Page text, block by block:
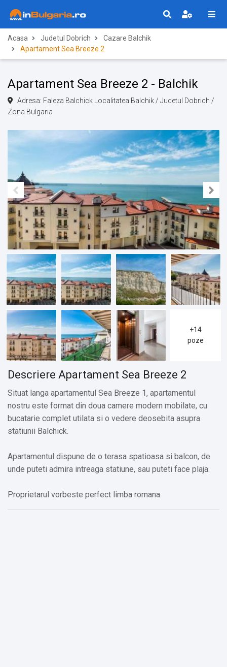
Acasa Judetul Dobrich
Cazare Balchik
Apartament Sea Breeze 2
Apartament Sea Breeze 2 - Balchik
Adresa: Faleza Balchick Localitatea Balchik / Judetul Dobrich /
Zona Bulgaria
+14
poze
Descriere Apartament Sea Breeze 2
Situat langa apartamentul Sea Breeze 1, apartamentul
nostru este format din doua camere modern mobilate, cu
bucatarie complet utilata si o vedere deosebita asupra
statiunii Balchick.
Apartamentul dispune de o terasa spatioasa si balcon, de
unde puteti admira intreaga statiune, sau puteti face plaja.
Proprietarul vorbeste perfect limba romana.